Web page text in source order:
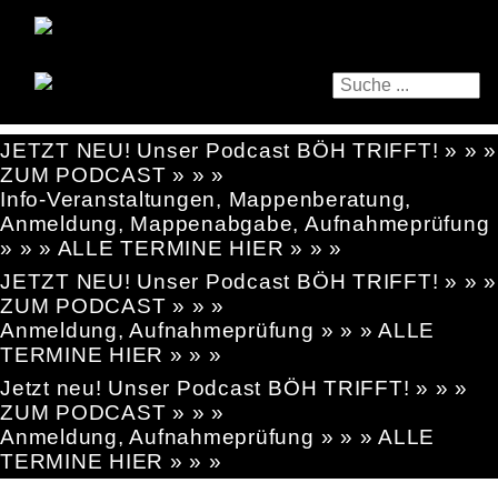
JETZT NEU! Unser Podcast BÖH TRIFFT! » » »
ZUM PODCAST » » »
Info-Veranstaltungen, Mappenberatung,
Anmeldung, Mappenabgabe, Aufnahmeprüfung
» » » ALLE TERMINE HIER » » »
JETZT NEU! Unser Podcast BÖH TRIFFT! » » »
ZUM PODCAST » » »
Anmeldung, Aufnahmeprüfung » » » ALLE
TERMINE HIER » » »
Jetzt neu! Unser Podcast BÖH TRIFFT! » » »
ZUM PODCAST » » »
Anmeldung, Aufnahmeprüfung » » » ALLE
TERMINE HIER » » »